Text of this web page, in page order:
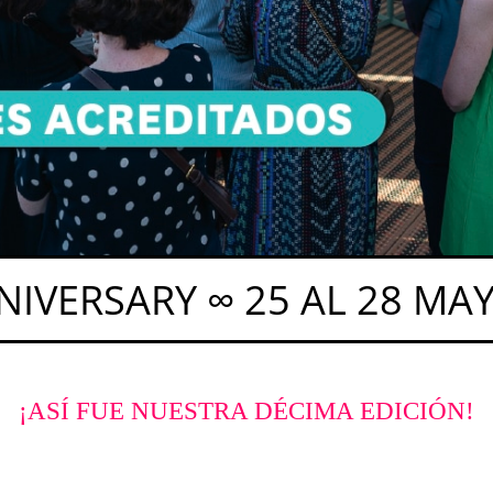
∞ 25 AL 28
2026 ∞ EVENT
∞ 10TH
¡ASÍ FUE NUESTRA DÉCIMA EDICIÓN!